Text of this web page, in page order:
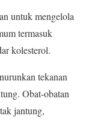
untuk mengelola
termasuk
kolesterol.
tekanan
Obat-obatan
jantung,